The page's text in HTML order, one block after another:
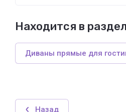
Находится в
Диваны прямые для
Назад